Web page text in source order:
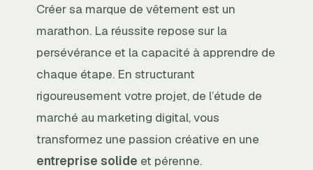
Créer sa marque de vêtement est un
marathon. La réussite repose sur la
persévérance et la capacité à apprendre de
chaque étape. En structurant
rigoureusement votre projet, de l’étude de
marché au marketing digital, vous
transformez une passion créative en une
entreprise solide et pérenne.